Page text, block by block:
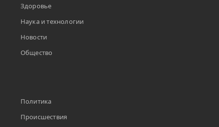
Здоровье
Наука и технологии
Новости
Общество
Политика
Происшествия